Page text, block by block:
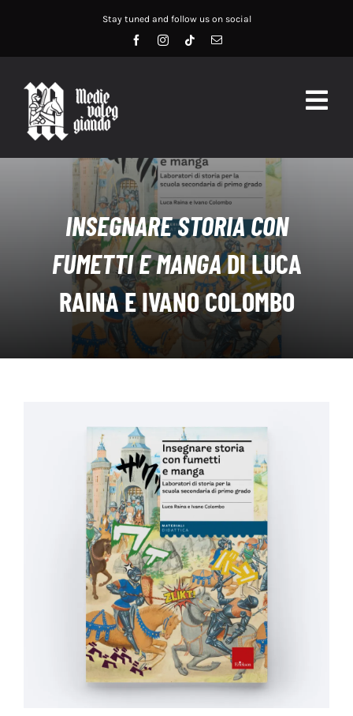
contenuto
Stay tuned and follow us on social
HOME
INSEGNARE STORIA CON
FUMETTI E MANGADI LUCA
RAINA E IVANO COLOMBO